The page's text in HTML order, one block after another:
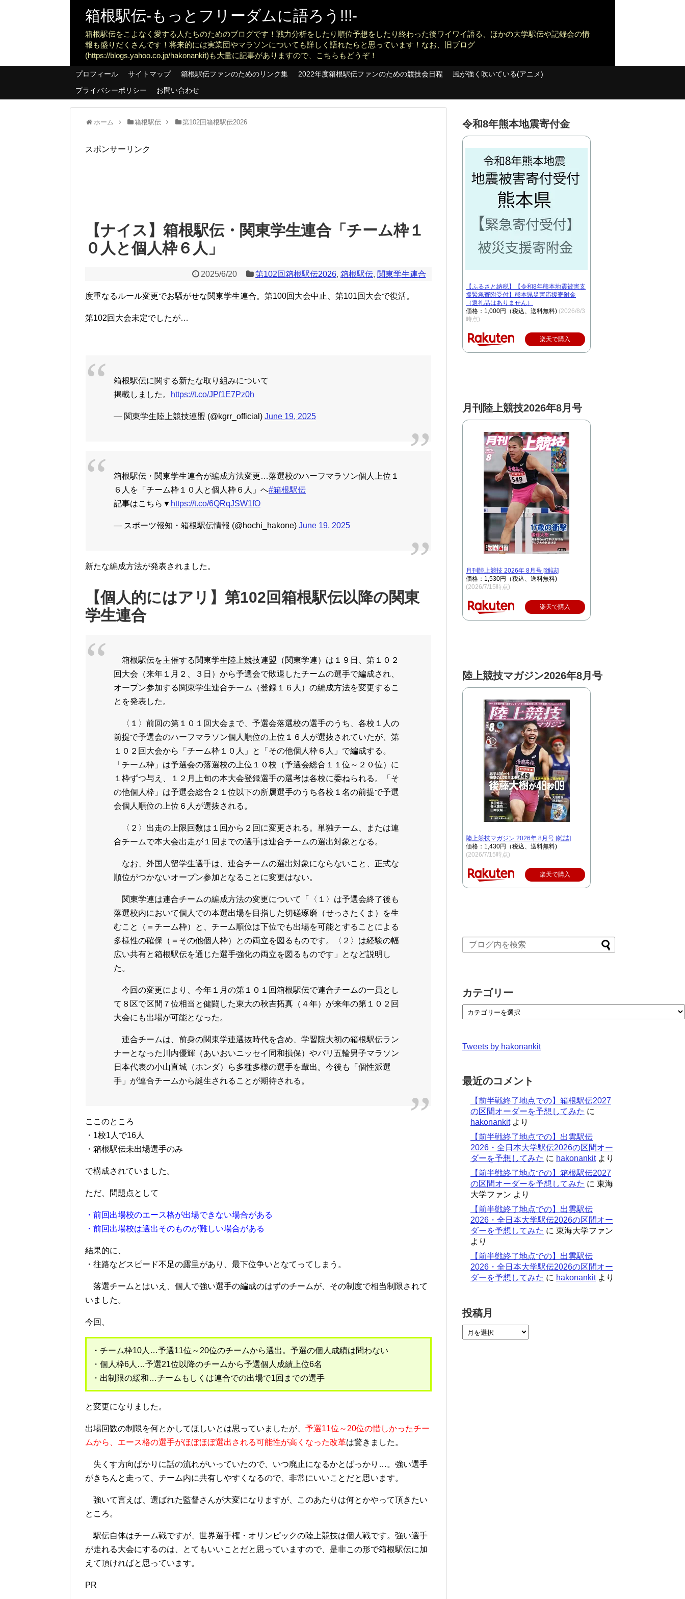
箱根駅伝-もっとフリーダムに語ろう!!!-
箱根駅伝をこよなく愛する人たちのためのブログです！戦力分析をしたり順位予想をしたり終わった後ワイワイ語る、ほかの大学駅伝や記録会の情
報も盛りだくさんです！将来的には実業団やマラソンについても詳しく語れたらと思っています！なお、旧ブログ
(https://blogs.yahoo.co.jp/hakonankit)も大量に記事がありますので、こちらもどうぞ！
プロフィール サイトマップ 箱根駅伝ファンのためのリンク集 2022年度箱根駅伝ファンのための競技会日程
風が強く吹いている(アニメ)
プライバシーポリシー
お問い合わせ
ホーム 箱根駅伝 第102回箱根駅伝2026
スポンサーリンク
【ナイス】箱根駅伝・関東学生連合「チーム枠１
０人と個人枠６人」
2025/6/20 第102回箱根駅伝2026, 箱根駅伝, 関東学生連合
度重なるルール変更でお騒がせな関東学生連合。第100回大会中止、第101回大会で復活。
第102回大会未定でしたが…
箱根駅伝に関する新たな取り組みについて
掲載しました。
https://t.co/JPf1E7Pz0h
— 関東学生陸上競技連盟 (@kgrr_official) June 19, 2025
箱根駅伝・関東学生連合が編成方法変更…落選校のハーフマラソン個人上位１
６人を「チーム枠１０人と個人枠６人」へ#箱根駅伝
記事はこちら▼ https://t.co/6QRqJSW1fO
— スポーツ報知・箱根駅伝情報 (@hochi_hakone) June 19, 2025
新たな編成方法が発表されました。
【個人的にはアリ】第102回箱根駅伝以降の関東
学生連合
箱根駅伝を主催する関東学生陸上競技連盟（関東学連）は１９日、第１０２
回大会（来年１月２、３日）から予選会で敗退したチームの選手で編成され、
オープン参加する関東学生連合チーム（登録１６人）の編成方法を変更するこ
とを発表した。
〈１〉前回の第１０１回大会まで、予選会落選校の選手のうち、各校１人の
前提で予選会のハーフマラソン個人順位の上位１６人が選抜されていたが、第
１０２回大会から「チーム枠１０人」と「その他個人枠６人」で編成する。
「チーム枠」は予選会の落選校の上位１０校（予選会総合１１位～２０位）に
１枠ずつ与え、１２月上旬の本大会登録選手の選考は各校に委ねられる。「そ
の他個人枠」は予選会総合２１位以下の所属選手のうち各校１名の前提で予選
会個人順位の上位６人が選抜される。
〈２〉出走の上限回数は１回から２回に変更される。単独チーム、または連
合チームで本大会出走が１回までの選手は連合チームの選出対象となる。
なお、外国人留学生選手は、連合チームの選出対象にならないこと、正式な
順位がつかないオープン参加となることに変更はない。
関東学連は連合チームの編成方法の変更について「〈１〉は予選会終了後も
落選校内において個人での本選出場を目指した切磋琢磨（せっさたくま）を生
むこと（＝チーム枠）と、チーム順位は下位でも出場を可能とすることによる
多様性の確保（＝その他個人枠）との両立を図るものです。〈２〉は経験の幅
広い共有と箱根駅伝を通じた選手強化の両立を図るものです」となど説明し
た。
今回の変更により、今年１月の第１０１回箱根駅伝で連合チームの一員とし
て８区で区間７位相当と健闘した東大の秋吉拓真（４年）が来年の第１０２回
大会にも出場が可能となった。
連合チームは、前身の関東学連選抜時代を含め、学習院大初の箱根駅伝ラン
ナーとなった川内優輝（あいおいニッセイ同和損保）やパリ五輪男子マラソン
日本代表の小山直城（ホンダ）ら多種多様の選手を輩出。今後も「個性派選
手」が連合チームから誕生されることが期待される。
ここのところ
・1校1人で16人
・箱根駅伝未出場選手のみ
で構成されていました。
ただ、問題点として
・前回出場校のエース格が出場できない場合がある
・前回出場校は選出そのものが難しい場合がある
結果的に、
・往路などスピード不足の露呈があり、最下位争いとなてってしまう。
落選チームとはいえ、個人で強い選手の編成のはずのチームが、その制度で相当制限されて
いました。
今回、
・チーム枠10人…予選11位～20位のチームから選出。予選の個人成績は問わない
・個人枠6人…予選21位以降のチームから予選個人成績上位6名
・出制限の緩和…チームもしくは連合での出場で1回までの選手
と変更になりました。
出場回数の制限を何とかしてほしいとは思っていましたが、 予選11位～20位の惜しかったチー
ムから、エース格の選手がほぼほぼ選出される可能性が高くなった改革は驚きました。
失くす方向ばかりに話の流れがいっていたので、いつ廃止になるかとばっかり…。強い選手
がきちんと走って、チーム内に共有しやすくなるので、非常にいいことだと思います。
強いて言えば、選ばれた監督さんが大変になりますが、このあたりは何とかやって頂きたい
ところ。
駅伝自体はチーム戦ですが、世界選手権・オリンピックの陸上競技は個人戦です。強い選手
が走れる大会にするのは、とてもいいことだと思っていますので、是非この形で箱根駅伝に加
えて頂ければと思っています。
PR
令和8年熊本地震寄付金
【ふるさと納税】【令和8年熊本地震被害支
援緊急寄附受付】熊本県災害応援寄附金
（返礼品はありません）
価格：1,000円（税込、送料無料) (2026/8/3
時点)
楽天で購入
月刊陸上競技2026年8月号
月刊陸上競技 2026年 8月号 [雑誌]
価格：1,530円（税込、送料無料)
(2026/7/15時点)
楽天で購入
陸上競技マガジン2026年8月号
陸上競技マガジン 2026年 8月号 [雑誌]
価格：1,430円（税込、送料無料)
(2026/7/15時点)
楽天で購入
カテゴリー
Tweets by hakonankit
最近のコメント
【前半戦終了地点での】箱根駅伝2027
の区間オーダーを予想してみた に
hakonankitより
【前半戦終了地点での】出雲駅伝
2026・全日本大学駅伝2026の区間オー
ダーを予想してみた に hakonankitより
【前半戦終了地点での】箱根駅伝2027
の区間オーダーを予想してみた に 東海
大学ファン より
【前半戦終了地点での】出雲駅伝
2026・全日本大学駅伝2026の区間オー
ダーを予想してみた に 東海大学ファン
より
【前半戦終了地点での】出雲駅伝
2026・全日本大学駅伝2026の区間オー
ダーを予想してみた に hakonankitより
投稿月